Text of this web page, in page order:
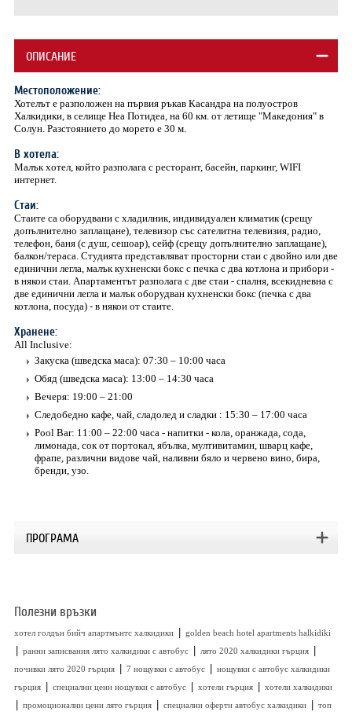
ОПИСАНИЕ
Местоположение:
Хотелът е разположен на първия ръкав Касандра на полуостров
Халкидики, в селище Неа Потидеа, на 60 км. от летище "Македония" в
Солун. Разстоянието до морето е 30 м.
В хотела:
Малък хотел, който разполага с ресторант, басейн, паркинг, WIFI
интернет.
Стаи:
Стаите са оборудвани с хладилник, индивидуален климатик (срещу
допълнително заплащане), телевизор със сателитна телевизия, радио,
телефон, баня (с душ, сешоар), сейф (срещу допълнително заплащане),
балкон/тераса. Студията представляват просторни стаи с двойно или две
единични легла, малък кухненски бокс с печка с два котлона и прибори -
в някои стаи. Апартаментът разполага с две стаи - спалня, всекидневна с
две единични легла и малък оборудван кухненски бокс (печка с два
котлона, посуда) - в някои от стаите.
Хранене:
All Inclusive:
Закуска (шведска маса): 07:30 – 10:00 часа
Обяд (шведска маса): 13:00 – 14:30 часа
Вечеря: 19:00 – 21:00
Следобедно кафе, чай, сладолед и сладки : 15:30 – 17:00 часа
Pool Bar: 11:00 – 22:00 часа - напитки - кола, оранжада, сода,
лимонада, сок от портокал, ябълка, мултивитамин, шварц кафе,
фрапе, различни видове чай, наливни бяло и червено вино, бира,
бренди, узо.
ПРОГРАМА
Полезни връзки
хотел голдън бийч апартмънтс халкидики | golden beach hotel apartments halkidiki
| ранни записвания лято халкидики с автобус | лято 2020 халкидики гърция |
почивки лято 2020 гърция | 7 нощувки с автобус | нощувки с автобус халкидики
гърция | специални цени нощувки с автобус | хотели гърция | хотели халкидики
| промоционални цени лято гърция | специални оферти автобус халкидики | топ